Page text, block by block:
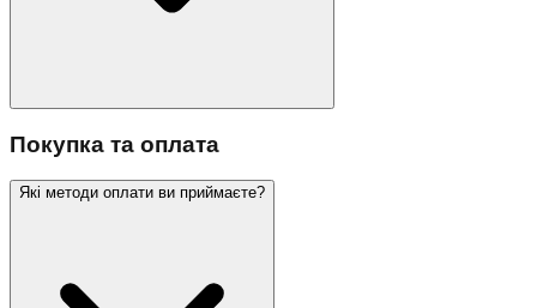
Покупка та оплата
Які методи оплати ви приймаєте?